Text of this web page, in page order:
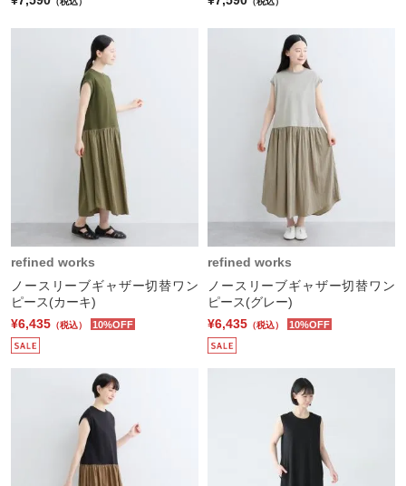
refined works
ノースリーブギャザー切替ワン
ピース(カーキ)
¥6,435 （税込） 10%OFF
refined works
ノースリーブギャザー切替ワン
ピース(グレー)
¥6,435 （税込） 10%OFF